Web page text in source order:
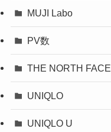
MUJI Labo
PV数
THE NORTH FACE
UNIQLO
UNIQLO U